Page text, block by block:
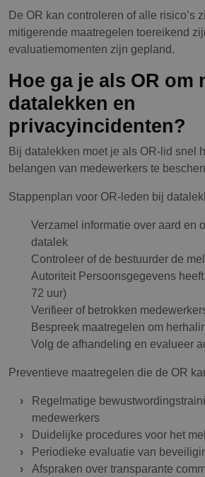
De OR kan controleren of alle risico’s
mitigerende maatregelen toereikend
evaluatiemomenten zijn gepland.
Hoe ga je als OR om
datalekken en
privacyincidenten?
Bij datalekken moet je als OR-lid snel
belangen van medewerkers te
Stappenplan voor OR-leden bij
Verzamel informatie over aard en
datalek
Controleer of de bestuurder de
Autoriteit Persoonsgegevens
72 uur)
Verifieer of betrokken
Bespreek maatregelen om
Volg de afhandeling en evalueer
Preventieve maatregelen die de OR
Regelmatige
medewerkers
Duidelijke procedures voor het
Periodieke evaluatie van
Afspraken over transparante